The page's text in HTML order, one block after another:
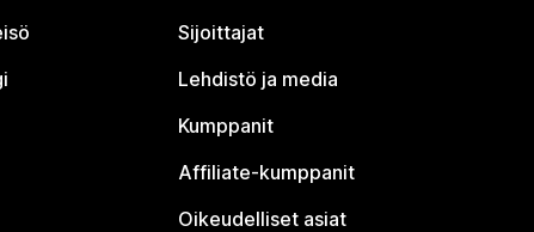
Sijoittajat
Lehdistö ja media
Kumppanit
Affiliate-kumppanit
Oikeudelliset asiat